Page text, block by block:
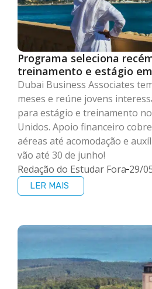
Programa seleciona
treinamento e estágio
Dubai Business Associates
meses e reúne jovens
para estágio e treinamento
Unidos. Apoio financeiro
aéreas até acomodação e
vão até 30 de junho!
Redação do Estudar Fora 29/
LER MAIS